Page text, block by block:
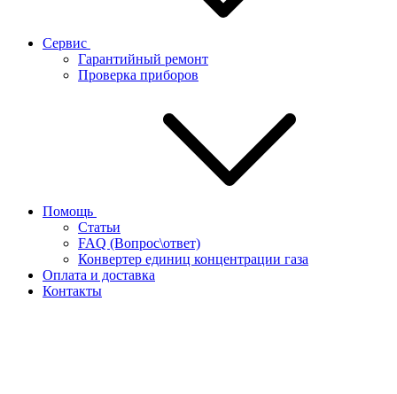
Сервис
Гарантийный ремонт
Проверка приборов
Помощь
Статьи
FAQ (Вопрос\ответ)
Конвертер единиц концентрации газа
Оплата и доставка
Контакты